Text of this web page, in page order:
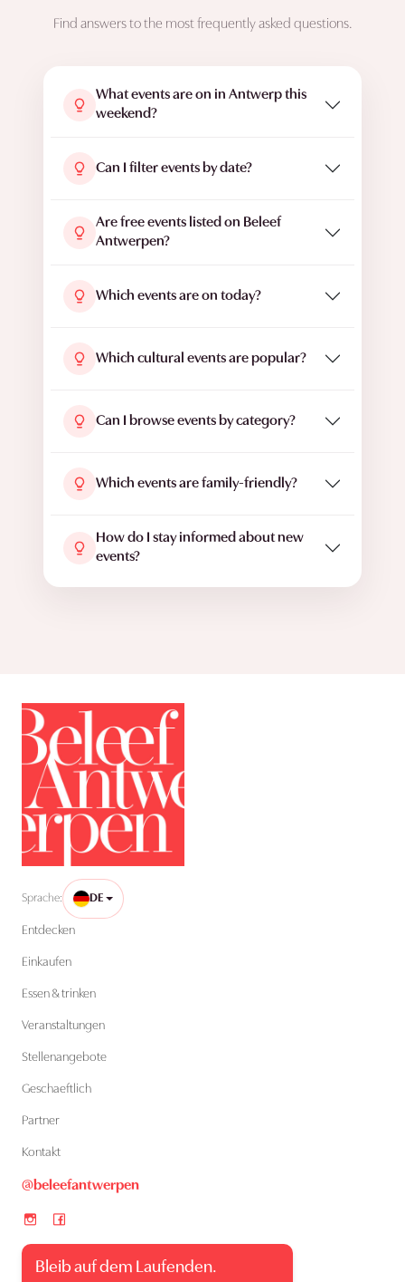
Find answers to the most frequently asked questions.
What events are on in Antwerp this
weekend?
Can I filter events by date?
Are free events listed on Beleef
Antwerpen?
Which events are on today?
Which cultural events are popular?
Can I browse events by category?
Which events are family-friendly?
How do I stay informed about new
events?
Sprache: DE
Entdecken
Einkaufen
Essen & trinken
Veranstaltungen
Stellenangebote
Geschaeftlich
Partner
Kontakt
@beleefantwerpen
Bleib auf dem Laufenden.